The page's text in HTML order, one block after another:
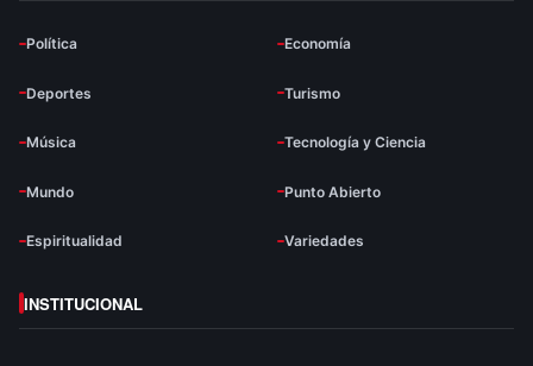
Política Economía
Deportes Turismo
Música Tecnología y Ciencia
Mundo Punto Abierto
Espiritualidad Variedades
INSTITUCIONAL